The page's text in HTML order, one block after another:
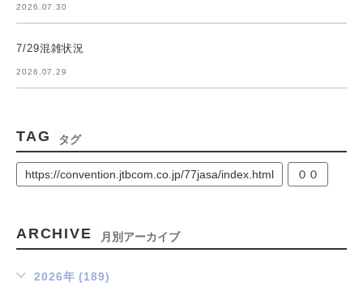
2026.07.30
7/29混雑状況
2026.07.29
TAG タグ
https://convention.jtbcom.co.jp/77jasa/index.html ００
ARCHIVE 月別アーカイブ
2026年 (189)